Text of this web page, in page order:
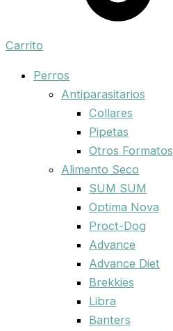
Carrito
Perros
Antiparasitarios
Collares
Pipetas
Otros Formatos
Alimento Seco
SUM SUM
Optima Nova
Proct-Dog
Advance
Advance Diet
Brekkies
Libra
Banters